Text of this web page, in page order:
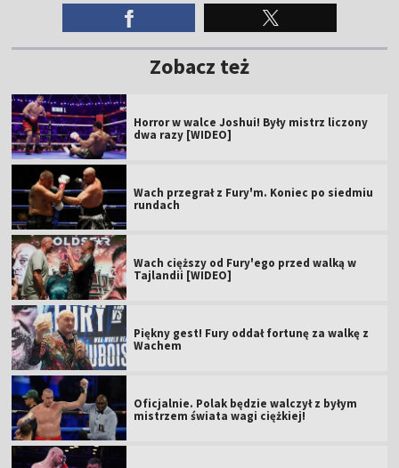
Zobacz też
Horror w walce Joshui! Były mistrz liczony
dwa razy [WIDEO]
Wach przegrał z Fury'm. Koniec po siedmiu
rundach
Wach cięższy od Fury'ego przed walką w
Tajlandii [WIDEO]
Piękny gest! Fury oddał fortunę za walkę z
Wachem
Oficjalnie. Polak będzie walczył z byłym
mistrzem świata wagi ciężkiej!